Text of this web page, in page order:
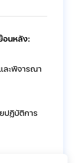
อนหลัง:
ละพิจารณา
ปฏิบัติการ
เงิน บริษัท